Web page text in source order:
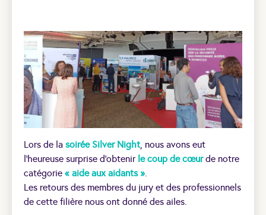
Lors de la soirée Silver Night, nous avons eut
l’heureuse surprise d’obtenir le coup de cœurde notre
catégorie « aide aux aidants ».
Les retours des membres du jury et des professionnels
de cette filière nous ont donné des ailes.